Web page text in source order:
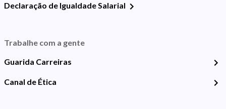
Declaração de Igualdade Salarial
Trabalhe com a gente
Guarida Carreiras
Canal de Ética